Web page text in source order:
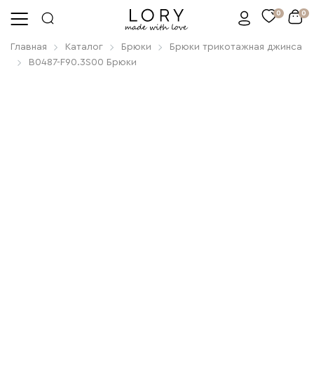
0 0
Главная Каталог Брюки
Брюки трикотажная джинса
B0487-F90.3S00 Брюки